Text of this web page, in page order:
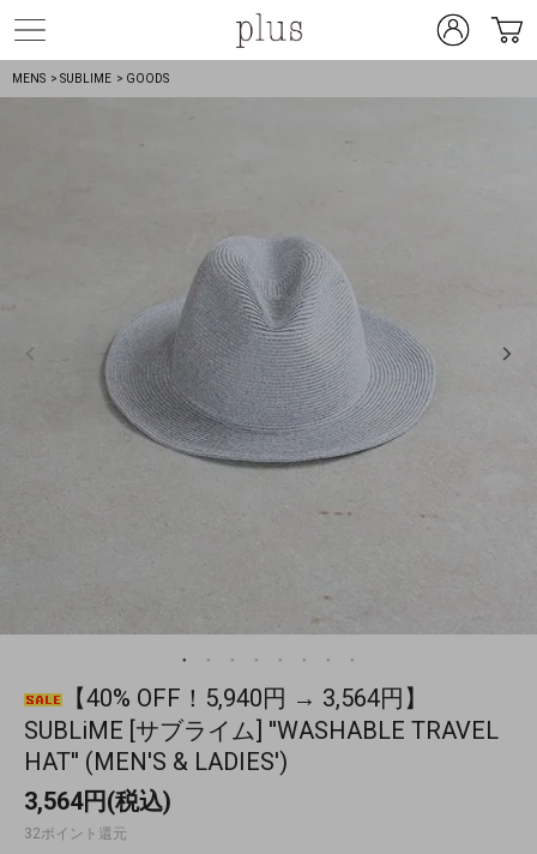
MENS > SUBLIME > GOODS
【40% OFF！5,940円 → 3,564円】
SUBLiME [サブライム] ''WASHABLE TRAVEL
HAT'' (MEN'S & LADIES')
3,564円(税込)
32ポイント還元